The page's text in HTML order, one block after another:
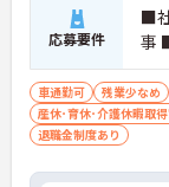
応募要件
■
事
車通勤可 残業少なめ
産休･育休･介護休暇取
退職金制度あり